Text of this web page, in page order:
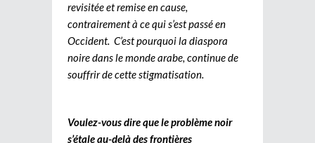
revisitée et remise en cause,
contrairement à ce qui s’est passé en
Occident. C’est pourquoi la diaspora
noire dans le monde arabe, continue de
souffrir de cette stigmatisation.
Voulez-vous dire que le problème noir
s’étale au-delà des frontières